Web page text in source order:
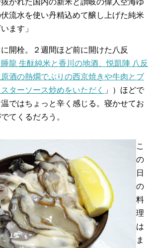
かれた国内の新米と讃岐の偉人空海ゆ
流水を使い丹精込めて醸し上げた純米
ます」
開栓。２週間ほど前に開けた八反
龍 生酛純米と香川の地酒、悦凱陣 八反
酒の熱燗でぶりの西京焼きや牛肉とブ
ターソース炒めをいただく
」）ほどで
ではちょっと辛く感じる。寝かせてお
てくるだろう。
こ
の
日
の
料
理
は
ま